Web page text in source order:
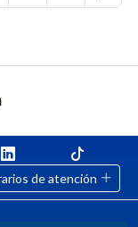
de atención